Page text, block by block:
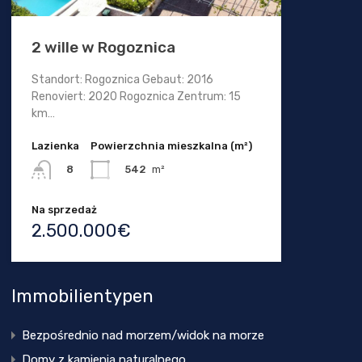
2 wille w Rogoznica
Standort: Rogoznica Gebaut: 2016
Renoviert: 2020 Rogoznica Zentrum: 15
km…
Lazienka
8
Powierzchnia mieszkalna (m²)
542 m²
Na sprzedaż
2.500.000€
Immobilientypen
Bezpośrednio nad morzem/widok na morze